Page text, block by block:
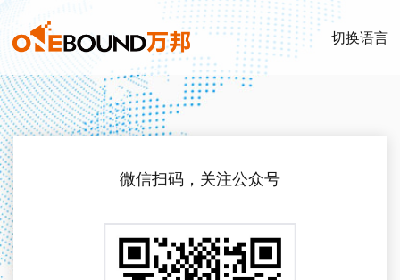
切换语言
微信扫码，关注公众号